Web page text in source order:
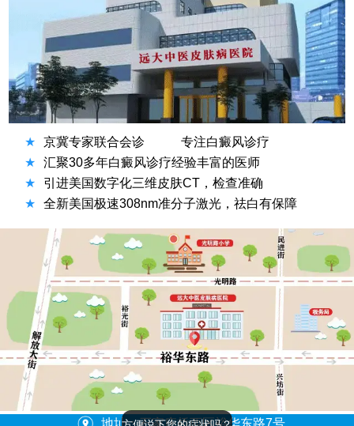
★ 京冀专家联合会诊
专注白癜风诊疗
★
汇聚30多年白癜风诊疗经验丰富的医师
★
引进美国数字化三维皮肤CT，检查准确
★
全新美国极速308nm准分子激光，祛白有保障
地址：石家庄桥西区裕华东路7号